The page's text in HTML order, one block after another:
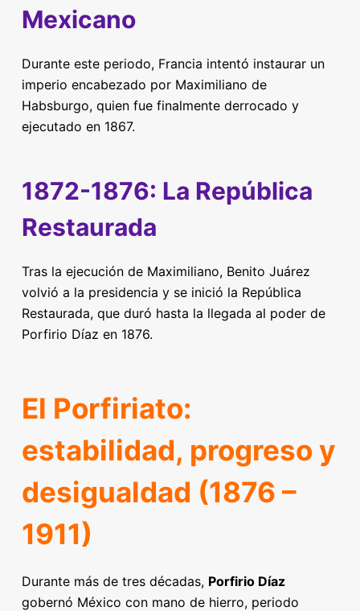
Mexicano
Durante este periodo, Francia intentó instaurar un
imperio encabezado por Maximiliano de
Habsburgo, quien fue finalmente derrocado y
ejecutado en 1867.
1872-1876: La República
Restaurada
Tras la ejecución de Maximiliano, Benito Juárez
volvió a la presidencia y se inició la República
Restaurada, que duró hasta la llegada al poder de
Porfirio Díaz en 1876.
El Porfiriato:
estabilidad, progreso y
desigualdad (1876 –
1911)
Durante más de tres décadas, Porfirio Díaz
gobernó México con mano de hierro, periodo